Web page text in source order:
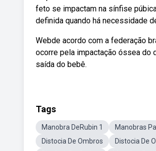
feto se impactam na sínfise
definida quando há necessidade
Webde acordo com a federação
ocorre pela impactação óssea do
saída do bebê.
Tags
Manobra DeRubin 1 Manobras
Distocia De Ombros
Distocia De